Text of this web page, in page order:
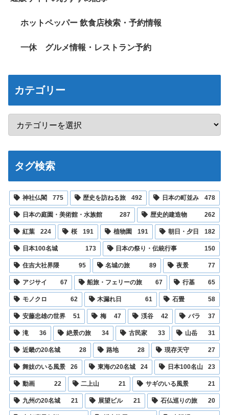
ホットペッパー 飲食店検索・予約情報
一休 グルメ情報・レストラン予約
カテゴリー
タグ検索
神社仏閣 775 歴史を訪ねる旅 492 日本の町並み 478
日本の庭園・美術館・水族館 287 歴史的建造物 262
紅葉 224 桜 191 植物園 191 朝日・夕日 182
日本100名城 173 日本の祭り・伝統行事 150
住吉大社界隈 95 名城の旅 89 夜景 77
アジサイ 67 船旅・フェリーの旅 67 行基 65
モノクロ 62 木漏れ日 61 石畳 58
安藤忠雄の世界 51 梅 47 渓谷 42 バラ 37
滝 36 絶景の旅 34 古民家 33 山岳 31
近畿の20名城 28 路地 28 現存天守 27
舞妓のいる風景 26 東海の20名城 24 日本100名山 23
動画 22 二上山 21 サギのいる風景 21
九州の20名城 21 展望ビル 21 石仏巡りの旅 20